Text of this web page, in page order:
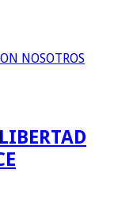
NOSOTROS